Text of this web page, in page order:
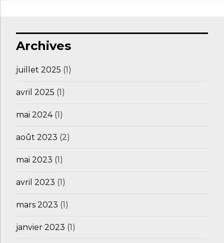
Archives
juillet 2025 (1)
avril 2025 (1)
mai 2024(1)
août 2023 (2)
mai 2023 (1)
avril 2023 (1)
mars 2023 (1)
janvier 2023 (1)